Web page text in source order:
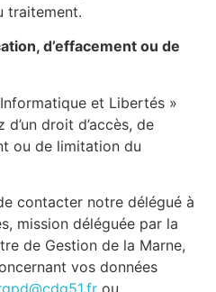
traitement.
d’effacement ou de
et Libertés »
droit d’accès, de
ou de limitation du
contacter notre délégué à
mission déléguée par la
de Gestion de la Marne,
vos données